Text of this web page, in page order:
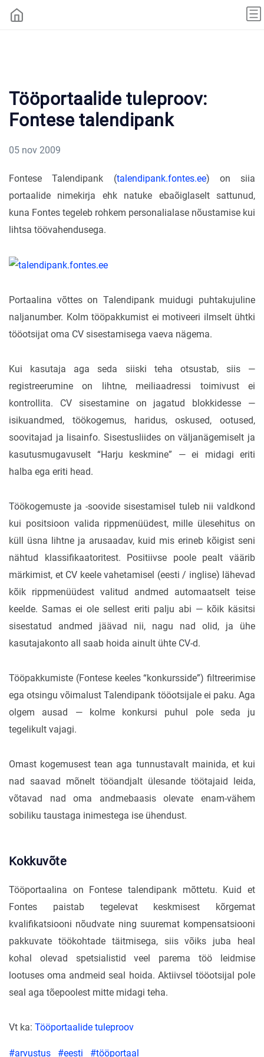
Tööportaalide tuleproov:
Fontese talendipank
05 nov 2009
Fontese Talendipank (talendipank.fontes.ee) on siia
portaalide nimekirja ehk natuke ebaõiglaselt sattunud,
kuna Fontes tegeleb rohkem personalialase nõustamise kui
lihtsa töövahendusega.
Portaalina võttes on Talendipank muidugi puhtakujuline
naljanumber. Kolm tööpakkumist ei motiveeri ilmselt ühtki
tööotsijat oma CV sisestamisega vaeva nägema.
Kui kasutaja aga seda siiski teha otsustab, siis —
registreerumine on lihtne, meiliaadressi toimivust ei
kontrollita. CV sisestamine on jagatud blokkidesse —
isikuandmed, töökogemus, haridus, oskused, ootused,
soovitajad ja lisainfo. Sisestusliides on väljanägemiselt ja
kasutusmugavuselt “Harju keskmine” — ei midagi eriti
halba ega eriti head.
Töökogemuste ja -soovide sisestamisel tuleb nii valdkond
kui positsioon valida rippmenüüdest, mille ülesehitus on
küll üsna lihtne ja arusaadav, kuid mis erineb kõigist seni
nähtud klassifikaatoritest. Positiivse poole pealt väärib
märkimist, et CV keele vahetamisel (eesti / inglise) lähevad
kõik rippmenüüdest valitud andmed automaatselt teise
keelde. Samas ei ole sellest eriti palju abi — kõik käsitsi
sisestatud andmed jäävad nii, nagu nad olid, ja ühe
kasutajakonto all saab hoida ainult ühte CV-d.
Tööpakkumiste (Fontese keeles “konkursside”) filtreerimise
ega otsingu võimalust Talendipank tööotsijale ei paku. Aga
olgem ausad — kolme konkursi puhul pole seda ju
tegelikult vajagi.
Omast kogemusest tean aga tunnustavalt mainida, et kui
nad saavad mõnelt tööandjalt ülesande töötajaid leida,
võtavad nad oma andmebaasis olevate enam-vähem
sobiliku taustaga inimestega ise ühendust.
Kokkuvõte
Tööportaalina on Fontese talendipank mõttetu. Kuid et
Fontes paistab tegelevat keskmisest kõrgemat
kvalifikatsiooni nõudvate ning suuremat kompensatsiooni
pakkuvate töökohtade täitmisega, siis võiks juba heal
kohal olevad spetsialistid veel parema töö leidmise
lootuses oma andmeid seal hoida. Aktiivsel tööotsijal pole
seal aga tõepoolest mitte midagi teha.
Vt ka: Tööportaalide tuleproov
#arvustus #eesti #tööportaal